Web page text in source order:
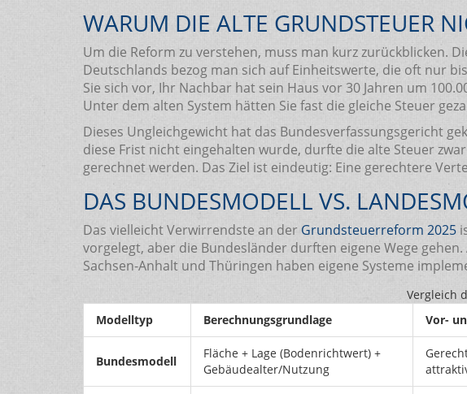
WARUM DIE ALTE GRUNDSTEUER
Um die Reform zu verstehen, muss man kurz zurückblicken.
Deutschlands bezog man sich auf Einheitswerte, die oft nur
Sie sich vor, Ihr Nachbar hat sein Haus vor 30 Jahren um
Unter dem alten System hätten Sie fast die gleiche Steuer
Dieses Ungleichgewicht hat das Bundesverfassungsgericht
diese Frist nicht eingehalten wurde, durfte die alte Steuer
gerechnet werden. Das Ziel ist eindeutig: Eine gerechtere
DAS BUNDESMODELL VS.
Das vielleicht Verwirrendste an der Grundsteuerreform 2025
vorgelegt, aber die Bundesländer durften eigene Wege
Sachsen-Anhalt und Thüringen haben eigene Systeme
Vergleich
Modelltyp
Berechnungsgrundlage Vor-
Bundesmodell
Fläche + Lage (Bodenrichtwert) +
Gebäudealter/Nutzung